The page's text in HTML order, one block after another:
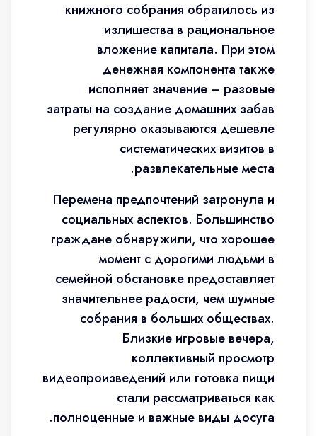
книжного собрания обратилось из
излишества в рациональное
вложение капитала. При этом
денежная компонента также
исполняет значение – разовые
затраты на создание домашних забав
регулярно оказываются дешевле
систематических визитов в
развлекательные места.
Перемена предпочтений затронула и
социальных аспектов. Большинство
граждане обнаружили, что хорошее
момент с дорогими людьми в
семейной обстановке предоставляет
значительнее радости, чем шумные
собрания в больших обществах.
Близкие игровые вечера,
коллективный просмотр
видеопроизведений или готовка пищи
стали рассматриваться как
полноценные и важные виды досуга.